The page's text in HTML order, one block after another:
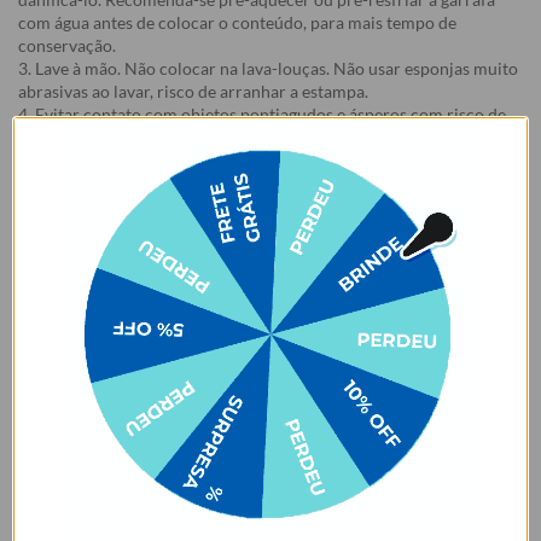
com água antes de colocar o conteúdo, para mais tempo de
conservação.
3. Lave à mão. Não colocar na lava-louças. Não usar esponjas muito
abrasivas ao lavar, risco de arranhar a estampa.
4. Evitar contato com objetos pontiagudos e ásperos com risco de
5. Evitar contato com acetona, álcool e líquidos à base de cloro.
6. Certifique-se de que a tampa está fechada e a borracha bem
posicionada antes de carregar o produto, para evitar que o líquido
7. Evitar o armazenamento de líquidos gaseificados na garrafa.
8. Para garrafas que acompanham e-book, o e-book é enviado para
o e-mail cadastrado no site após a emissão da nota fiscal.
9. Essa oferta é válida na compra do Kit, em caso de cancelamento
de um dos produtos haverá perda do benefício promocional.
Arrependimento
- Os nossos produtos personalizados (estampados ou
customizados com nome/foto
) são feitos especialmente para você,
de acordo com a opção escolhida no momento da compra.